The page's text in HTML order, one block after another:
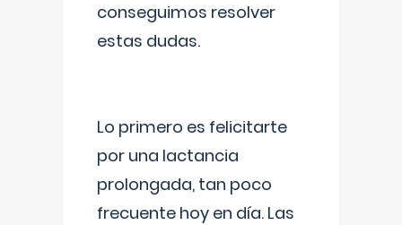
conseguimos resolver
estas dudas.
Lo primero es felicitarte
por una lactancia
prolongada, tan poco
frecuente hoy en día. Las